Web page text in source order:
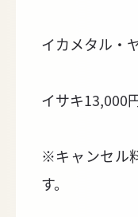
イカメタル・
イサキ13,000
※キャンセル
す。